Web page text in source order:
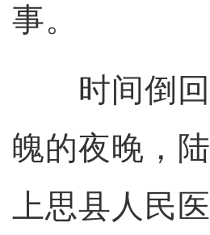
事。
时间倒回
魄的夜晚，
上思县人民